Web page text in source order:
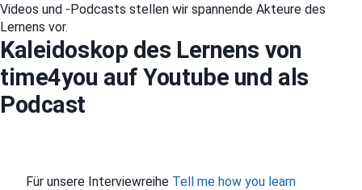
Videos und -Podcasts stellen wir spannende Akteure des
Lernens vor.
Kaleidoskop des Lernens von
time4you auf Youtube und als
Podcast
Für unsere Interviewreihe Tell me how you learn